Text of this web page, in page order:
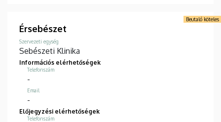
Érsebészet
Beutaló köteles
Szervezeti egység
Sebészeti Klinika
Információs elérhetőségek
Telefonszám
-
Email
-
Előjegyzési elérhetőségek
Telefonszám